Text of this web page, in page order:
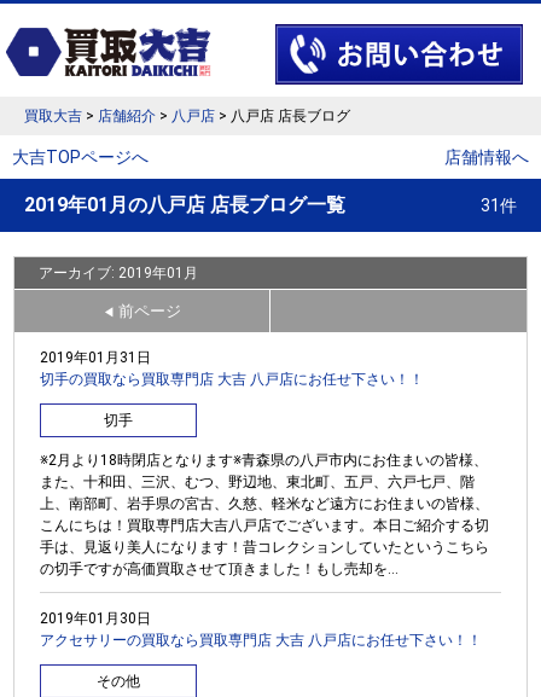
買取大吉 > 店舗紹介 > 八戸店 > 八戸店 店長ブログ
大吉TOPページへ 店舗情報へ
2019年01月の八戸店 店長ブログ一覧 31件
アーカイブ: 2019年01月
◀ 前ページ
2019年01月31日
切手の買取なら買取専門店 大吉 八戸店にお任せ下さい！！
切手
※2月より18時閉店となります※青森県の八戸市内にお住まいの皆様、
また、十和田、三沢、むつ、野辺地、東北町、五戸、六戸七戸、階
上、南部町、岩手県の宮古、久慈、軽米など遠方にお住まいの皆様、
こんにちは！買取専門店大吉八戸店でございます。本日ご紹介する切
手は、見返り美人になります！昔コレクションしていたというこちら
の切手ですが高価買取させて頂きました！もし売却を...
2019年01月30日
アクセサリーの買取なら買取専門店 大吉 八戸店にお任せ下さい！！
その他